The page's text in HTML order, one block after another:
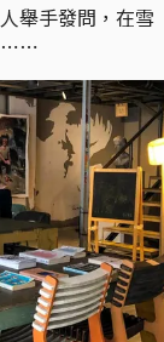
舉手發問，在雪
⋯⋯